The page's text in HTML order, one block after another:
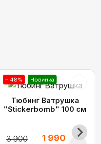
– 48% Новинка
Тюбинг Ватрушка
"Stickerbomb" 100 см
3 900
1 990